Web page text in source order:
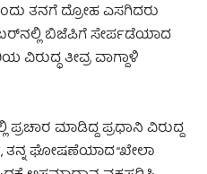
ತನಗೆ ದ್ರೋಹ ಎಸಗಿದರು
ಬಿಜೆಪಿಗೆ ಸೇರ್ಪಡೆಯಾದ
ವಿರುದ್ಧ ತೀವ್ರ ವಾಗ್ದಾಳಿ
ಮಾಡಿದ್ದ ಪ್ರಧಾನಿ ವಿರುದ್ದ
ಘೋಷಣೆಯಾದ “ಖೇಲಾ